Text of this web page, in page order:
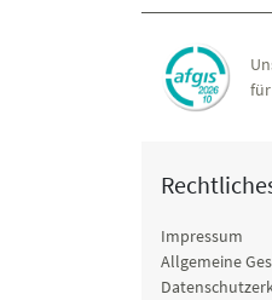
Impressum
Allgemeine